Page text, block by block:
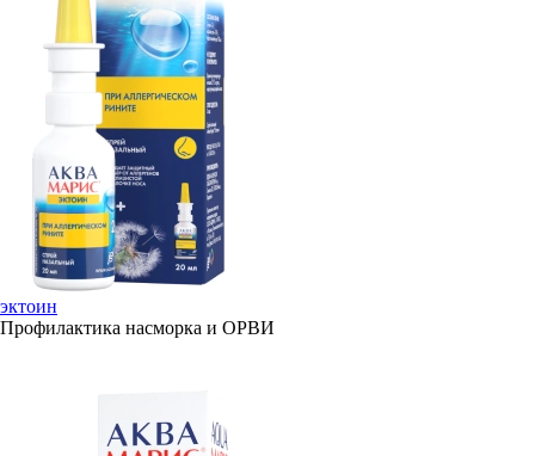
эктоин
Профилактика насморка и ОРВИ